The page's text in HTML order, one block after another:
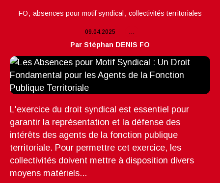
FO, absences pour motif syndical , collectivités territoriales
09.04.2025 …
Par Stéphan DENIS FO
L'exercice du droit syndical est essentiel pour
garantir la représentation et la défense des
intérêts des agents de la fonction publique
territoriale. Pour permettre cet exercice, les
collectivités doivent mettre à disposition divers
moyens matériels...